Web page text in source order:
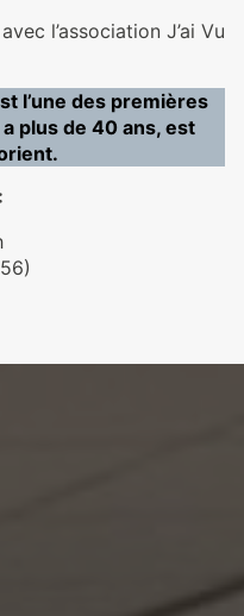
l’association J’ai Vu
l’une des premières
plus de 40 ans, est